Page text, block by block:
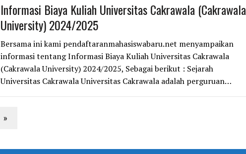
Informasi Biaya Kuliah Universitas Cakrawala (Cakrawala
University) 2024/2025
Bersama ini kami pendaftaranmahasiswabaru.net menyampaikan
informasi tentang Informasi Biaya Kuliah Universitas Cakrawala
(Cakrawala University) 2024/2025, Sebagai berikut : Sejarah
Universitas Cakrawala Universitas Cakrawala adalah perguruan…
»